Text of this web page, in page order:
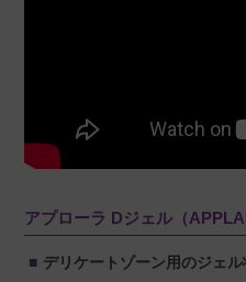
たまに詰まってジェル
kyn 購入者
アプローラ Dジェル（
デリケートゾーン用のジェル